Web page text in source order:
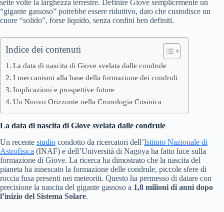
sette volte la larghezza terrestre. Definire Giove semplicemente un
“gigante gassoso” potrebbe essere riduttivo, dato che custodisce un
cuore “solido”, forse liquido, senza confini ben definiti.
Indice dei contenuti
La data di nascita di Giove svelata dalle condrule
I meccanismi alla base della formazione dei condruli
Implicazioni e prospettive future
Un Nuovo Orizzonte nella Cronologia Cosmica
La data di nascita di Giove svelata dalle condrule
Un recente studio condotto da ricercatori dell’Istituto Nazionale di
Astrofisica (INAF) e dell’Università di Nagoya ha fatto luce sulla
formazione di Giove. La ricerca ha dimostrato che la nascita del
pianeta ha innescato la formazione delle condrule, piccole sfere di
roccia fusa presenti nei meteoriti. Questo ha permesso di datare con
precisione la nascita del gigante gassoso a 1,8 milioni di anni dopo
l’inizio del Sistema Solare.